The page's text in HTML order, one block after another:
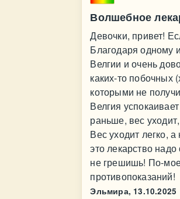
Волшебное
Девочки, привет!
Благодаря одному
Велгии и очень
каких-то побочных
которыми не
Велгия
раньше, вес
Вес уходит легко,
это лекарство
не грешишь! По-
противопоказаний!
Эльмира, 13.10.2025